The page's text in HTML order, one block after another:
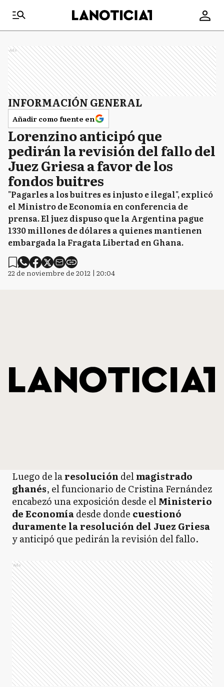
Ads
INFORMACIÓN GENERAL
Añadir como fuente en
Lorenzino anticipó que
pedirán la revisión del fallo del
Juez Griesa a favor de los
fondos buitres
"Pagarles a los buitres es injusto e ilegal", explicó
el Ministro de Economía en conferencia de
prensa. El juez dispuso que la Argentina pague
1330 millones de dólares a quienes mantienen
embargada la Fragata Libertad en Ghana.
22 de noviembre de 2012 | 20:04
Luego de laresolución delmagistrado
ghanés, el funcionario de Cristina Fernández
encabezó una exposición desde elMinisterio
de Economíadesde donde cuestionó
duramente la resolución del Juez Griesa
y anticipó que pedirán la revisión del fallo.
Ads